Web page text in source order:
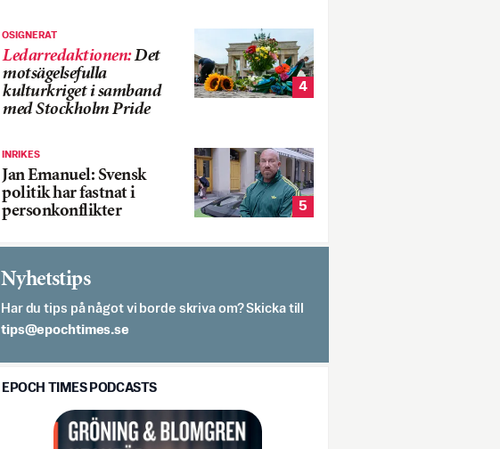
OSIGNERAT
Ledarredaktionen:Det
motsägelsefulla
kulturkriget i samband
med Stockholm Pride
4
INRIKES
Jan Emanuel: Svensk
politik har fastnat i
personkonflikter
5
Nyhetstips
Har du tips på något vi borde skriva om? Skicka till
es.semithcope@spit
EPOCH TIMES PODCASTS